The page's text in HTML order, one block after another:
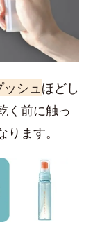
シュほどし
く前に触っ
ます。